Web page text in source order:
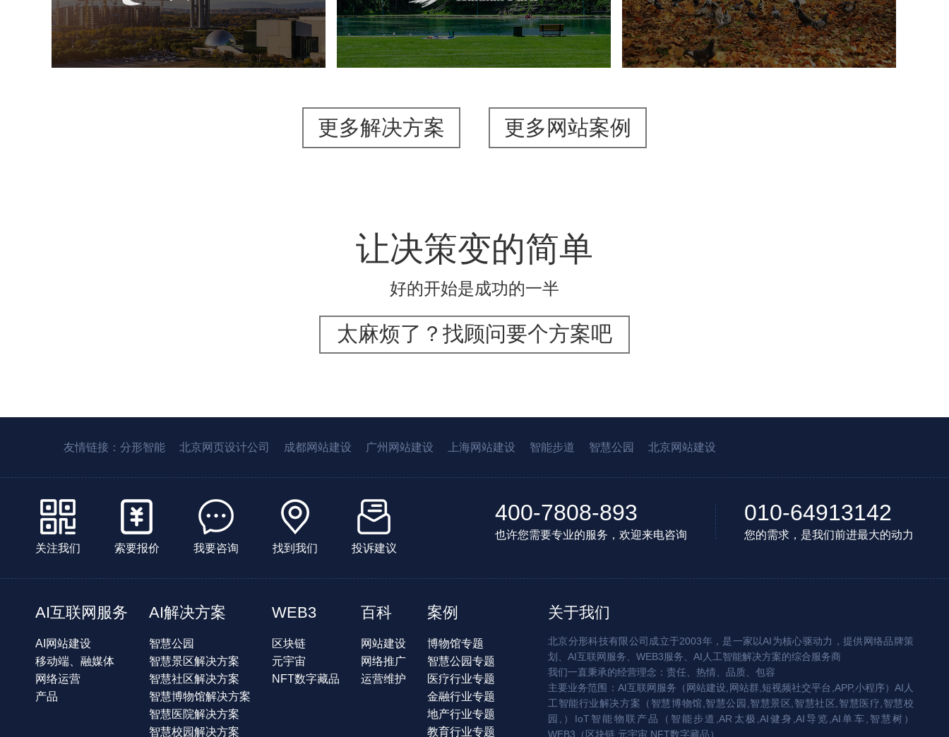
旅游休闲 公园 AI人工智能
智慧公园
智慧体育公园
智能步道 智能大数据平台
旅游休闲 公园 AI人工智能
智慧公园
智能步道
智能大数据平台
AR太极
智能语音亭
旅游休闲 公园 AI人工智能
智慧公园
智慧体育公园
智能步道
智能大数据平台
AR太极
智能体测
更多解决方案 更多网站案例
让决策变的简单
好的开始是成功的一半
太麻烦了？找顾问要个方案吧
友情链接： 分形智能 北京网页设计公司 成都网站建设 广州网站建设 上海网站建设 智能步道 智慧公园 北京网站建设
关注我们 索要报价 我要咨询 找到我们 投诉建议
400-7808-893
也许您需要专业的服务，欢迎来电咨询
010-64913142
您的需求，是我们前进最大的动力
AI互联网服务
AI网站建设
移动端、融媒体
网络运营
产品
AI解决方案
智慧公园
智慧景区解决方案
智慧社区解决方案
智慧博物馆解决方案
智慧医院解决方案
智慧校园解决方案
WEB3
区块链
元宇宙
NFT数字藏品
百科
网站建设
网络推广
运营维护
案例
博物馆专题
智慧公园专题
医疗行业专题
金融行业专题
地产行业专题
教育行业专题
关于我们
北京分形科技有限公司成立于2003年，是一家以AI为核心驱动力，提供网络品牌策
划、AI互联网服务、WEB3服务、AI人工智能解决方案的综合服务商
我们一直秉承的经营理念：责任、热情、品质、包容
主要业务范围：AI互联网服务（网站建设,网站群,短视频社交平台,APP,小程序）AI人
工智能行业解决方案（智慧博物馆,智慧公园,智慧景区,智慧社区,智慧医疗,智慧校
园,）IoT智能物联产品（智能步道,AR太极,AI健身,AI导览,AI单车,智慧树）
WEB3（区块链,元宇宙,NFT数字藏品）